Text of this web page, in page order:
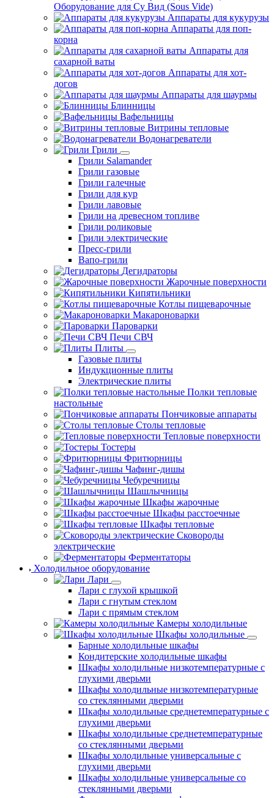
Оборудование для Су Вид (Sous Vide)
Аппараты для кукурузы
Аппараты для поп-
корна
Аппараты для
сахарной ваты
Аппараты для хот-
догов
Аппараты для шаурмы
Блинницы
Вафельницы
Витрины тепловые
Водонагреватели
Грили
Грили Salamander
Грили газовые
Грили галечные
Грили для кур
Грили лавовые
Грили на древесном топливе
Грили роликовые
Грили электрические
Пресс-грили
Вапо-грили
Дегидраторы
Жарочные поверхности
Кипятильники
Котлы пищеварочные
Макароноварки
Пароварки
Печи СВЧ
Плиты
Газовые плиты
Индукционные плиты
Электрические плиты
Полки тепловые
настольные
Пончиковые аппараты
Столы тепловые
Тепловые поверхности
Тостеры
Фритюрницы
Чафинг-дишы
Чебуречницы
Шашлычницы
Шкафы жарочные
Шкафы расстоечные
Шкафы тепловые
Сковороды
электрические
Ферментаторы
Холодильное оборудование
Лари
Лари с глухой крышкой
Лари с гнутым стеклом
Лари с прямым стеклом
Камеры холодильные
Шкафы холодильные
Барные холодильные шкафы
Кондитерские холодильные шкафы
Шкафы холодильные низкотемпературные с
глухими дверьми
Шкафы холодильные низкотемпературные
со стеклянными дверьми
Шкафы холодильные среднетемпературные с
глухими дверьми
Шкафы холодильные среднетемпературные
со стеклянными дверьми
Шкафы холодильные универсальные с
глухими дверьми
Шкафы холодильные универсальные со
стеклянными дверьми